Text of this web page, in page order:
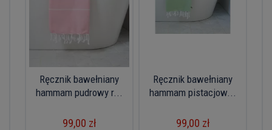
Ręcznik bawełniany
hammam pudrowy r...
99,00 zł
Ręcznik bawełniany
hammam pistacjow...
99,00 zł